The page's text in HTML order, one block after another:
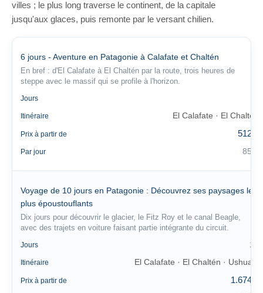
villes ; le plus long traverse le continent, de la capitale
jusqu'aux glaces, puis remonte par le versant chilien.
6 jours - Aventure en Patagonie à Calafate et Chaltén
En bref : d'El Calafate à El Chaltén par la route, trois heures de
steppe avec le massif qui se profile à l'horizon.
Jours
Itinéraire El Calafate · El Chaltén
Prix à partir de 512 €
Par jour 85 €
Voyage de 10 jours en Patagonie : Découvrez ses paysages les
plus époustouflants
Dix jours pour découvrir le glacier, le Fitz Roy et le canal Beagle,
avec des trajets en voiture faisant partie intégrante du circuit.
Jours 10
Itinéraire El Calafate · El Chaltén · Ushuaia
Prix à partir de 1.674 €